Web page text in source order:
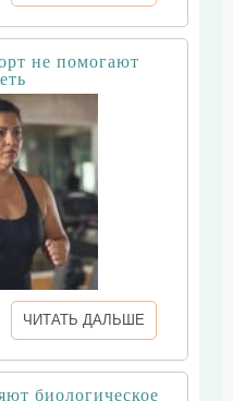
не помогают
ЧИТАТЬ ДАЛЬШЕ
биологическое